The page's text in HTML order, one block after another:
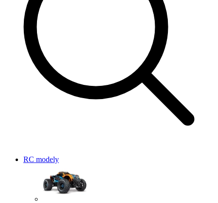
RC modely